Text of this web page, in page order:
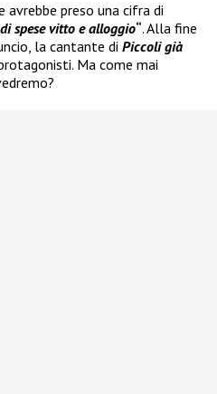
preso una cifra di
spese vitto e alloggio“. Alla fine
la cantante di Piccoli già
Ma come mai